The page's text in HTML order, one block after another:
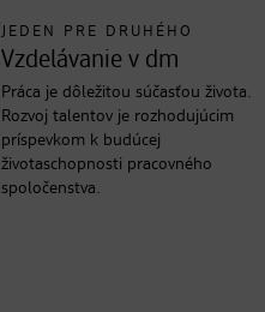
JEDEN PRE DRUHÉHO
Vzdelávanie v dm
Práca je dôležitou súčasťou života.
Rozvoj talentov je rozhodujúcim
príspevkom k budúcej
životaschopnosti pracovného
spoločenstva.